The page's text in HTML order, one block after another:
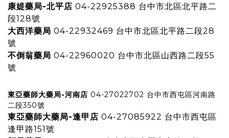
康媞藥局-北平店 04-22925388 台中市北區北平路二
段128號
大西洋藥局 04-22932469 台中市北區北平路二段28
號
不倒翁藥局 04-22960020 台中市北區山西路二段55
號
東亞藥師大藥局-河南店 04-27022702 台中市西屯區河南路
二段350號
東亞藥師大藥局-逢甲店 04-27085922 台中市西屯區
逢甲路151號